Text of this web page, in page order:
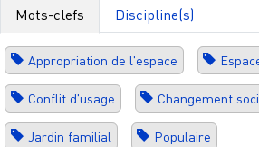
Mots-clefs Discipline(s)
Appropriation de l'espace
Conflit d'usage Changement
Jardin familial Populaire